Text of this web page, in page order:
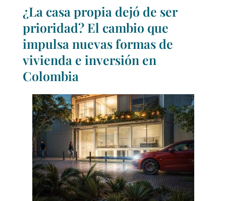
¿La casa propia dejó de ser
prioridad? El cambio que
impulsa nuevas formas de
vivienda e inversión en
Colombia